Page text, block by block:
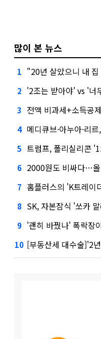
많이 본 뉴스
1 "20년 살았으니 내
2 '2조는 받아야' vs '너무 비
3 전액 비과세+소득공
4 메디큐브·아누아·리르, '
5 트럼프, 폴리실리콘 '15% 관
6 2000원도 비싸다…올리브영,
7 홈플러스의 'K트레이더조
8 SK, 자본잠식 '쏘카
9 '괜히 바꿨나' 폭락장이 할퀸
10 [부동산세 대수술]'2년